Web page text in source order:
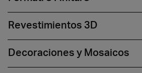
Revestimientos 3D
Decoraciones y Mosaicos